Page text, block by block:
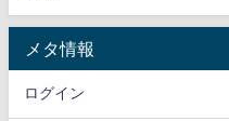
メタ情報
ログイン